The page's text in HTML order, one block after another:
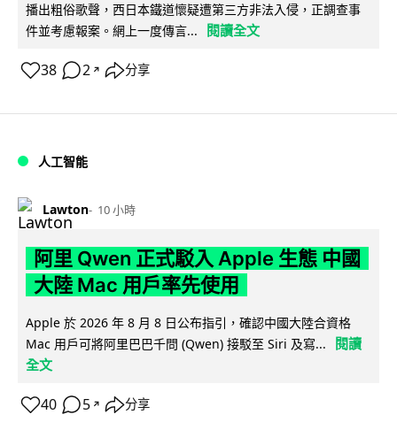
播出粗俗歌聲，西日本鐵道懷疑遭第三方非法入侵，正調查事
件並考慮報案。網上一度傳言...
閱讀全文
38 2 ↗ 分享
人工智能
Lawton 10 小時
阿里 Qwen 正式駁入 Apple 生態 中國
大陸 Mac 用戶率先使用
Apple 於 2026 年 8 月 8 日公布指引，確認中國大陸合資格
Mac 用戶可將阿里巴巴千問 (Qwen) 接駁至 Siri 及寫...
閱讀
全文
40 5 ↗ 分享